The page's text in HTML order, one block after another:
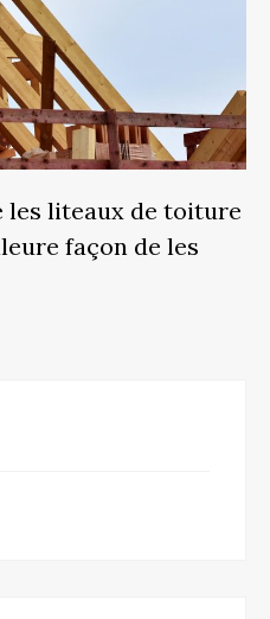
les liteaux de toiture
façon de les